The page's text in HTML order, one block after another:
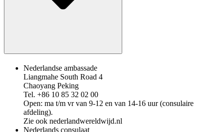
Nederlandse ambassade
Liangmahe South Road 4
Chaoyang Peking
Tel. +86 10 85 32 02 00
Open: ma t/m vr van 9-12 en van 14-16 uur (consulaire
afdeling).
Zie ook nederlandwereldwijd.nl
Nederlands consulaat